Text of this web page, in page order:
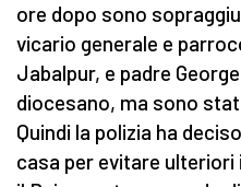
ore dopo sono
vicario generale e
Jabalpur, e padre
diocesano, ma sono
Quindi la polizia ha
casa per evitare